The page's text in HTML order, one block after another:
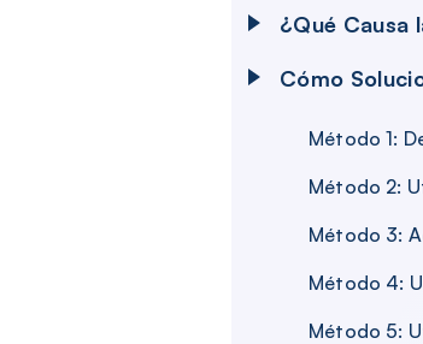
¿Qué Causa
Cómo
Método 1:
Método 2:
Método 3:
Método 4:
Método 5: